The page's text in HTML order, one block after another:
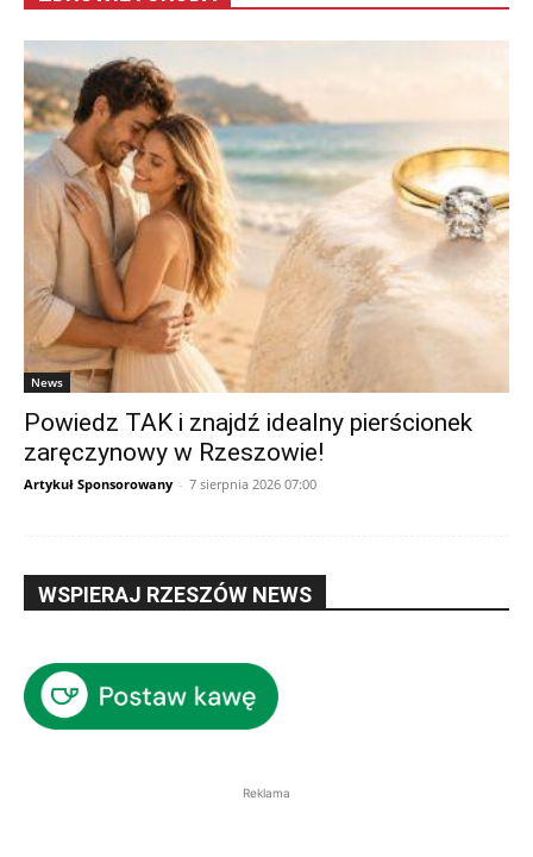
News
Powiedz TAK i znajdź idealny pierścionek
zaręczynowy w Rzeszowie!
Artykuł Sponsorowany - 7 sierpnia 2026 07:00
WSPIERAJ RZESZÓW NEWS
Reklama